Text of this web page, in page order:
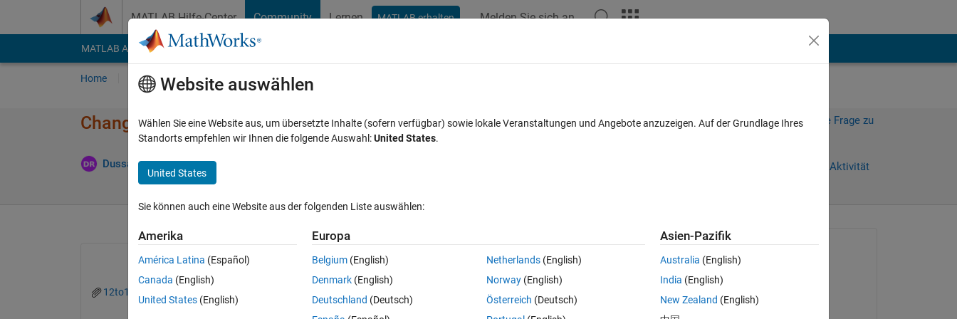
MATLAB Hilfe-Center Community Lernen MATLAB erhalten Melden Sie sich an
MATLAB Answers File Exchange Cody
Home Fragen Antworten Durchsuchen
Change colour of line graph once a value is reached
Dussan Radonich 19 Jun. 2021
Melden Sie sich an, um diese Frage zu
Anmelden, um Aktivität
In MATLAB Online öffnen 0 Stimmen
12to17_alpha4.csv
Dussan Radonich
am 19 Jun. 2021
Website auswählen
Wählen Sie eine Website aus, um übersetzte Inhalte (sofern verfügbar) sowie lokale Veranstaltungen und Angebote anzuzeigen. Auf der Grundlage Ihres
Standorts empfehlen wir Ihnen die folgende Auswahl:United States.
United States
Sie können auch eine Website aus der folgenden Liste auswählen:
Amerika
América Latina (Español)
Canada (English)
United States (English)
Europa
Belgium (English)
Denmark (English)
Deutschland (Deutsch)
Netherlands(English)
Norway(English)
Österreich (Deutsch)
Asien-Pazifik
Australia (English)
India (English)
New Zealand (English)